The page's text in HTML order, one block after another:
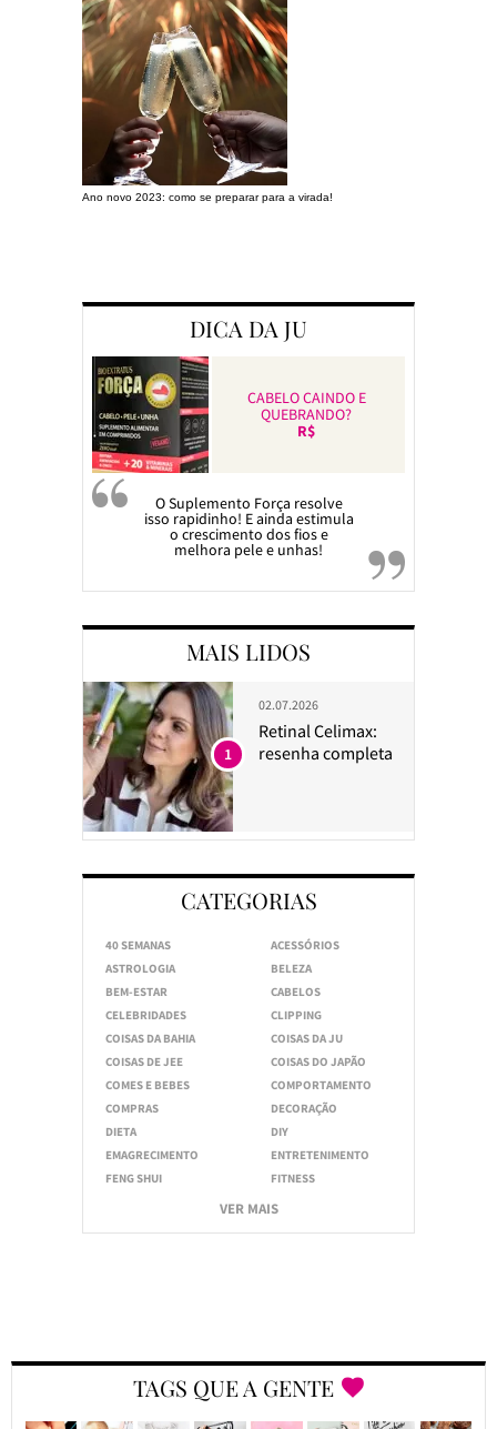
Ano novo 2023: como se preparar para a virada!
DICA DA JU
CABELO CAINDO E
QUEBRANDO?
R$
O Suplemento Força resolve
isso rapidinho! E ainda estimula
o crescimento dos fios e
melhora pele e unhas!
MAIS LIDOS
02.07.2026
Retinal Celimax:
resenha completa
1
CATEGORIAS
40 SEMANAS
ACESSÓRIOS
ASTROLOGIA
BELEZA
BEM-ESTAR
CABELOS
CELEBRIDADES
CLIPPING
COISAS DA BAHIA
COISAS DA JU
COISAS DE JEE
COISAS DO JAPÃO
COMES E BEBES
COMPORTAMENTO
COMPRAS
DECORAÇÃO
DIETA
DIY
EMAGRECIMENTO
ENTRETENIMENTO
FENG SHUI
FITNESS
VER MAIS
TAGS QUE A GENTE